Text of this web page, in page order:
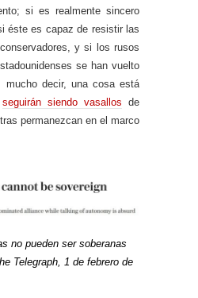
si es realmente sincero
éste es capaz de resistir las
y si los rusos
se han vuelto
decir, una cosa está
seguirán siendo vasallos de
permanezcan en el marco
no pueden ser soberanas
Telegraph, 1 de febrero de